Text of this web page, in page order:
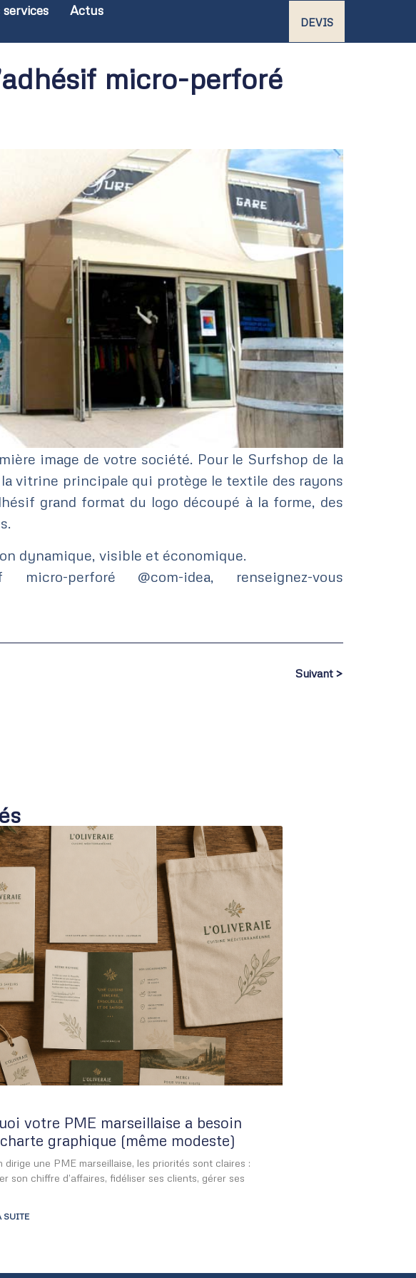
Actus
DEVIS
micro-perforé
image de votre société. Pour le Surfshop de la
vitrine principale qui protège le textile des rayons
grand format du logo découpé à la forme, des
dynamique, visible et économique.
perforé @com-idea, renseignez-vous
Suivant >
votre PME marseillaise a besoin
charte graphique (même modeste)
dirige une PME marseillaise, les priorités sont claires :
son chiffre d’affaires, fidéliser ses clients, gérer ses
SUITE